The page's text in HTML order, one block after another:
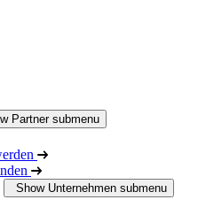
Partner submenu
Show Unternehmen submenu